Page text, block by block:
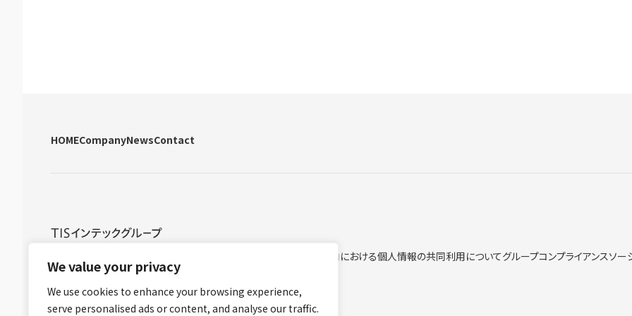
We value your privacy
We use cookies to enhance your browsing experience,
serve personalised ads or content, and analyse our traffic.
HOMECompanyNewsContact
グループ内における個人情報の共同利用についてグループコンプライアンスソー